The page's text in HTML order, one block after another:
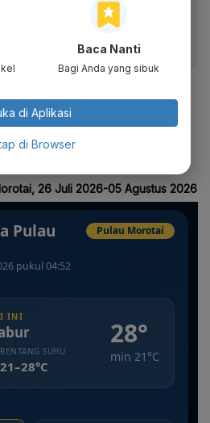
aplikasi mobile Katadata.
#Gerhana
Baca Nanti
Bagi Anda yang sibuk
di Aplikasi
di Browser